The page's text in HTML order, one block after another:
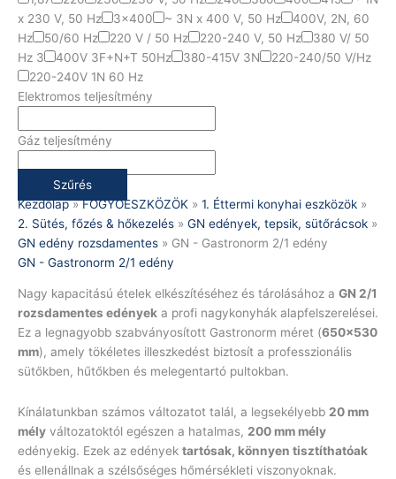
x 230 V, 50 Hz
3x400 ~ 3N x 400 V, 50 Hz
400V, 2N, 60
Hz
50/60 Hz 220 V / 50 Hz 220-240 V, 50 Hz
380 V/ 50
Hz 3
400V 3F+N+T 50Hz 380-415V 3N
220-240/50 V/Hz
220-240V 1N 60 Hz
Elektromos teljesítmény
Gáz teljesítmény
Szűrés
Kezdőlap»FOGYÓESZKÖZÖK » 1. Éttermi konyhai eszközök »
2. Sütés, főzés & hőkezelés » GN edények, tepsik, sütőrácsok »
GN edény rozsdamentes » GN - Gastronorm 2/1 edény
GN - Gastronorm 2/1 edény
Nagy kapacitású ételek elkészítéséhez és tárolásához a GN 2/1
rozsdamentes edények a profi nagykonyhák alapfelszerelései.
Ez a legnagyobb szabványosított Gastronorm méret (650×530
mm), amely tökéletes illeszkedést biztosít a professzionális
sütőkben, hűtőkben és melegentartó pultokban.
Kínálatunkban számos változatot talál, a legsekélyebb 20 mm
mély változatoktól egészen a hatalmas, 200 mm mély
edényekig. Ezek az edények tartósak, könnyen tisztíthatóak
és ellenállnak a szélsőséges hőmérsékleti viszonyoknak.